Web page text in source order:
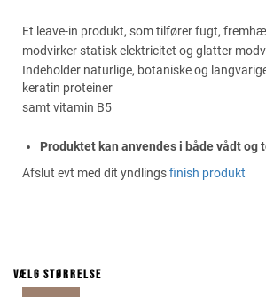
Et leave-in produkt, som tilfører fugt,
modvirker statisk elektricitet og glatter
Indeholder naturlige, botaniske og
keratin proteiner
samt vitamin B5
Produktet kan anvendes i både vådt og
Afslut evt med dit yndlingsfinish produkt
Vælg størrelse